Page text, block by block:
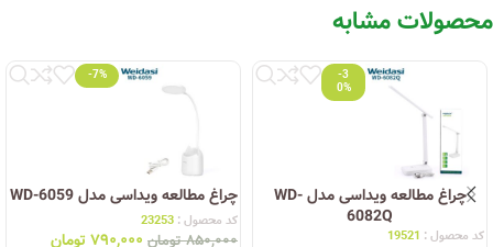
محصولات مشابه
-3
0%
چراغ مطالعه ویداسی مدل WD-
6082Q
کد محصول : 19521
-7%
چراغ مطالعه ویداسی مدل WD-6059
کد محصول : 23253
۸۵۰,۰۰۰ تومان ۷۹۰,۰۰۰تومان